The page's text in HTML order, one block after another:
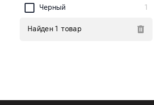
Черный 1
Найден 1 товар